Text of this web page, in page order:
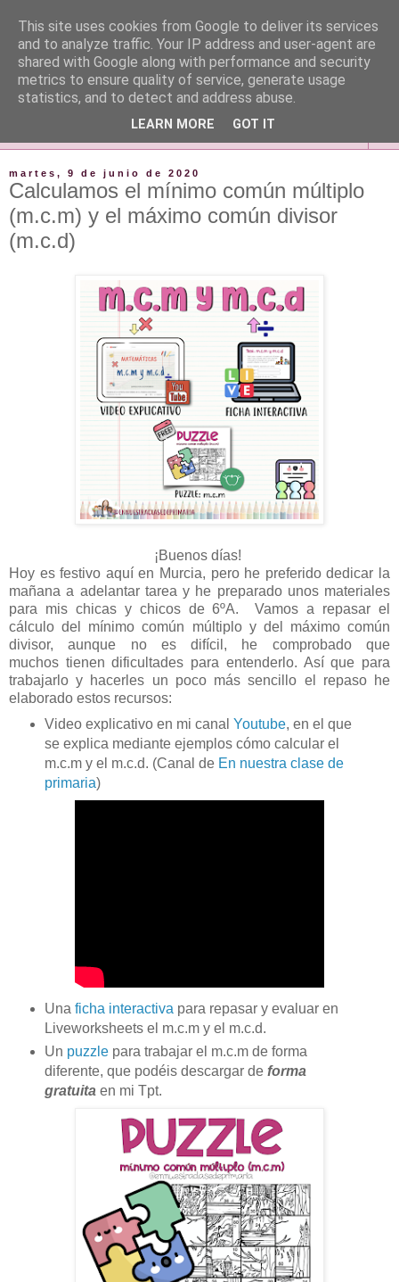
martes, 9 de junio de 2020
Calculamos el mínimo común múltiplo
(m.c.m) y el máximo común divisor
(m.c.d)
¡Buenos días!
Hoy es festivo aquí en Murcia, pero he preferido dedicar la
mañana a adelantar tarea y he preparado unos materiales
para mis chicas y chicos de 6ºA. Vamos a repasar el
cálculo del mínimo común múltiplo y del máximo común
divisor, aunque no es difícil, he comprobado que
muchos tienen dificultades para entenderlo. Así que para
trabajarlo y hacerles un poco más sencillo el repaso he
elaborado estos recursos:
Video explicativo en mi canal Youtube, en el que
se explica mediante ejemplos cómo calcular el
m.c.m y el m.c.d. (Canal de En nuestra clase de
primaria)
Una ficha interactiva para repasar y evaluar en
Liveworksheets el m.c.m y el m.c.d.
Un puzzlepara trabajar el m.c.m de forma
diferente, que podéis descargar de forma
gratuita en mi Tpt.
This site uses cookies from Google to deliver its services
and to analyze traffic. Your IP address and user-agent are
shared with Google along with performance and security
metrics to ensure quality of service, generate usage
statistics, and to detect and address abuse.
LEARN MORE GOT IT